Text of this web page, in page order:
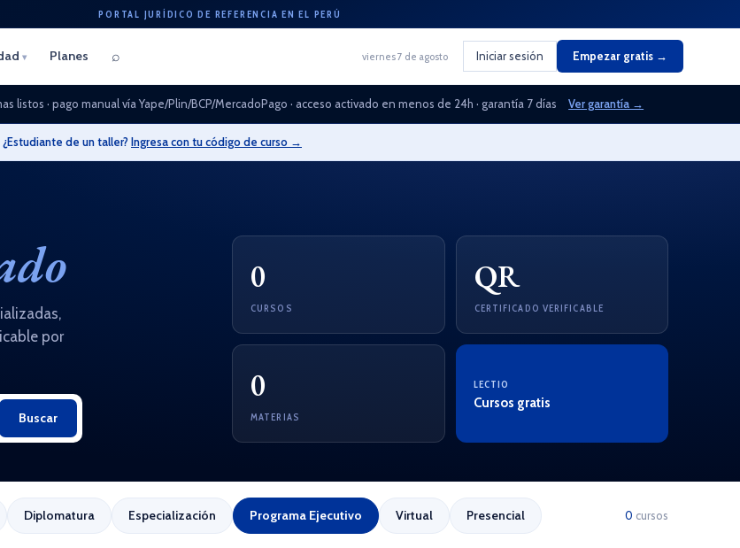
PORTAL JURÍDICO DE REFERENCIA EN EL PERÚ
▾ Planes ⌕ viernes 7 de agosto Iniciar sesión Empezar gratis →
listos · pago manual vía Yape/Plin/BCP/MercadoPago · acceso activado en menos de 24h · garantía 7 días Ver garantía →
de un taller?Ingresa con tu código de curso →
por
Buscar
0
CURSOS
QR
CERTIFICADO VERIFICABLE
0
MATERIAS
LECTIO
Cursos gratis
Diplomatura Especialización Programa Ejecutivo Virtual Presencial 0 cursos